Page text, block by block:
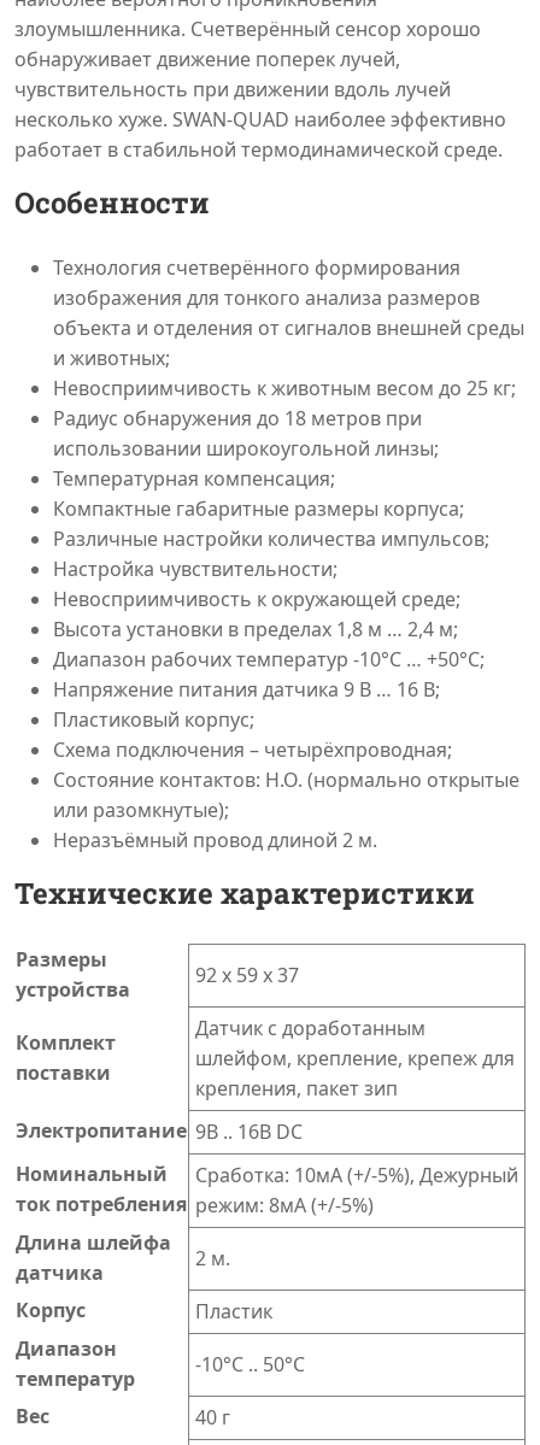
злоумышленника. Счетверённый сенсор хорошо
обнаруживает движение поперек лучей,
чувствительность при движении вдоль лучей
несколько хуже. SWAN-QUAD наиболее эффективно
работает в стабильной термодинамической среде.
Особенности
Технология счетверённого формирования
изображения для тонкого анализа размеров
объекта и отделения от сигналов внешней среды
и животных;
Невосприимчивость к животным весом до 25 кг;
Радиус обнаружения до 18 метров при
использовании широкоугольной линзы;
Температурная компенсация;
Компактные габаритные размеры корпуса;
Различные настройки количества импульсов;
Настройка чувствительности;
Невосприимчивость к окружающей среде;
Высота установки в пределах 1,8 м … 2,4 м;
Диапазон рабочих температур -10°C … +50°C;
Напряжение питания датчика 9 В … 16 В;
Пластиковый корпус;
Схема подключения – четырёхпроводная;
Состояние контактов: Н.О. (нормально открытые
или разомкнутые);
Неразъёмный провод длиной 2 м.
Технические характеристики
Размеры
устройства
92 x 59 x 37
Комплект
поставки
Датчик с доработанным
шлейфом, крепление, крепеж для
крепления, пакет зип
Электропитание 9В .. 16В DC
Номинальный
ток потребления
Сработка: 10мА (+/-5%), Дежурный
режим: 8мА (+/-5%)
Длина шлейфа
датчика
2 м.
Корпус
Пластик
Диапазон
температур
-10°C .. 50°C
Вес
40 г